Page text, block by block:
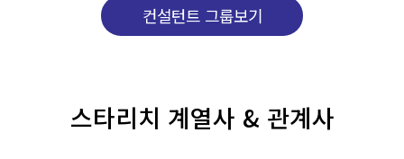
컨설턴트 그룹보기
스타리치 계열사 & 관계사